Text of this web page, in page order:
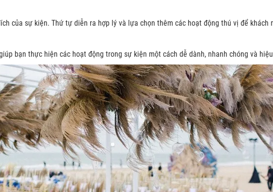
của sự kiện. Thứ tự diễn ra hợp lý và lựa chọn thêm các hoạt động thú vị để
bạn thực hiện các hoạt động trong sự kiện một cách dễ dành, nhanh chóng và